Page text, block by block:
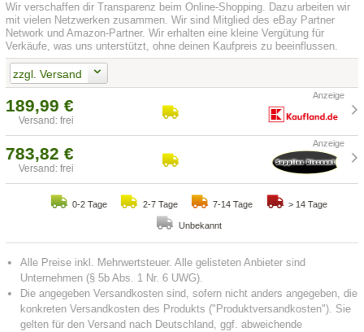
Wir verschaffen dir Transparenz beim Online-Shopping. Dazu arbeiten wir
mit vielen Netzwerken zusammen. Wir sind Mitglied des eBay Partner
Network und Amazon-Partner. Wir erhalten eine kleine Vergütung für
Verkäufe, was uns unterstützt, ohne deinen Kaufpreis zu beeinflussen.
zzgl. Versand
189,99 €
Versand: frei
783,82 €
Versand: frei
0-2 Tage 2-7 Tage 7-14 Tage > 14 Tage
Unbekannt